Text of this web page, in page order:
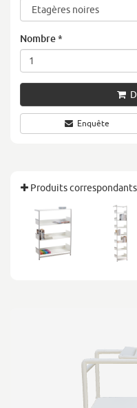
Nombre*
Enquête
Produits correspondants